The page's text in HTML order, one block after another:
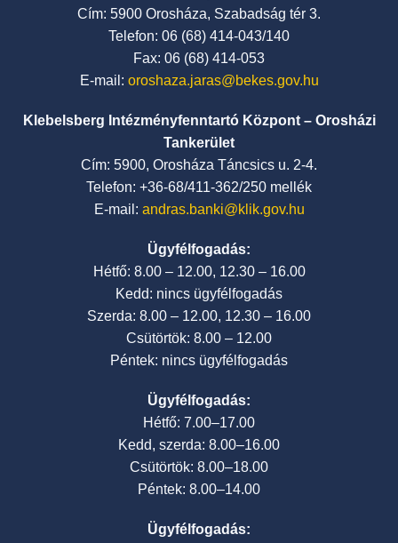
Cím: 5900 Orosháza, Szabadság tér 3.
Telefon: 06 (68) 414-043/140
Fax: 06 (68) 414-053
E-mail: oroshaza.jaras@bekes.gov.hu
Klebelsberg Intézményfenntartó Központ – Orosházi
Tankerület
Cím: 5900, Orosháza Táncsics u. 2-4.
Telefon: +36-68/411-362/250 mellék
E-mail: andras.banki@klik.gov.hu
Ügyfélfogadás:
Hétfő: 8.00 – 12.00, 12.30 – 16.00
Kedd: nincs ügyfélfogadás
Szerda: 8.00 – 12.00, 12.30 – 16.00
Csütörtök: 8.00 – 12.00
Péntek: nincs ügyfélfogadás
Ügyfélfogadás:
Hétfő: 7.00–17.00
Kedd, szerda: 8.00–16.00
Csütörtök: 8.00–18.00
Péntek: 8.00–14.00
Ügyfélfogadás: